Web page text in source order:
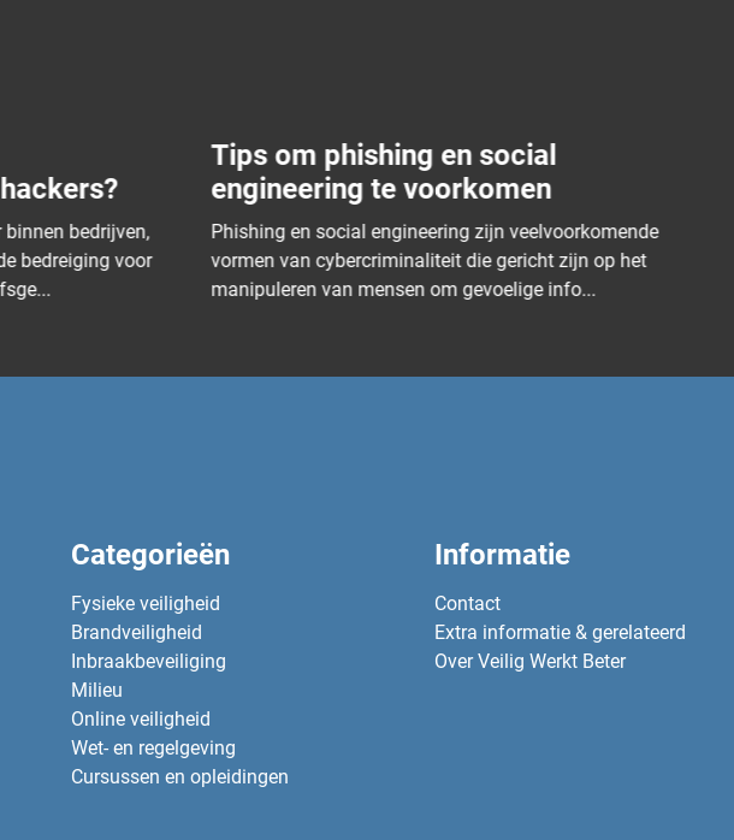
en social
voorkomen
zijn veelvoorkomende
die gericht zijn op het
om gevoelige info...
Wat is AVG?
De Algemene Verordening
is een Europese privacywet die sinds 25 mei
kracht is. De AVG, ook wel bekend als de
Categorieën
Fysieke veiligheid
Brandveiligheid
Inbraakbeveiliging
Milieu
Online veiligheid
Wet- en regelgeving
Cursussen en opleidingen
Informatie
Contact
Extra informatie & gerelateerd
Over Veilig Werkt Beter